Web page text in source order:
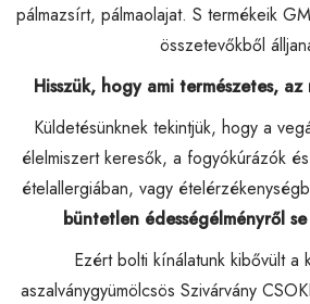
pálmazsírt, pálmaolajat. S termékeik
összetevőkből
Hisszük, hogy ami természetes,
Küldetésünknek tekintjük, hogy a
élelmiszert keresők, a fogyókúrázók
ételallergiában, vagy
büntetlen édességélményről
Ezért bolti kínálatunk kibővült a
aszalványgyümölcsös Szivárvány